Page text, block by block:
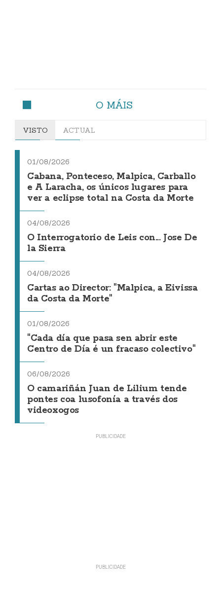
O MÁIS
VISTO ACTUAL
01/08/2026
Cabana, Ponteceso, Malpica, Carballo
e A Laracha, os únicos lugares para
ver a eclipse total na Costa da Morte
04/08/2026
O Interrogatorio de Leis con... Jose De
la Sierra
04/08/2026
Cartas ao Director: "Malpica, a Eivissa
da Costa da Morte"
01/08/2026
"Cada día que pasa sen abrir este
Centro de Día é un fracaso colectivo"
06/08/2026
O camariñán Juan de Lilium tende
pontes coa lusofonía a través dos
videoxogos